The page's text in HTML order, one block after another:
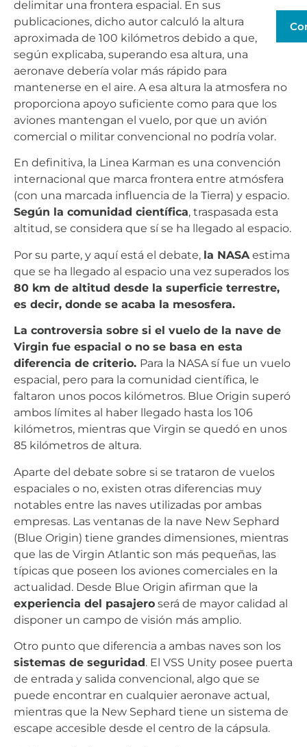
delimitar una frontera espacial. En sus
publicaciones, dicho autor calculó la altura
aproximada de 100 kilómetros debido a que,
según explicaba, superando esa altura, una
aeronave debería volar más rápido para
mantenerse en el aire. A esa altura la atmosfera no
proporciona apoyo suficiente como para que los
aviones mantengan el vuelo, por que un avión
comercial o militar convencional no podría volar.
En definitiva, la Linea Karman es una convención
internacional que marca frontera entre atmósfera
(con una marcada influencia de la Tierra) y espacio.
Según la comunidad científica, traspasada esta
altitud, se considera que sí se ha llegado al espacio.
Por su parte, y aquí está el debate, la NASA estima
que se ha llegado al espacio una vez superados los
80 km de altitud desde la superficie terrestre,
es decir, donde se acaba la mesosfera.
La controversia sobre si el vuelo de la nave de
Virgin fue espacial o no se basa en esta
diferencia de criterio. Para la NASA sí fue un vuelo
espacial, pero para la comunidad científica, le
faltaron unos pocos kilómetros. Blue Origin superó
ambos límites al haber llegado hasta los 106
kilómetros, mientras que Virgin se quedó en unos
85 kilómetros de altura.
Aparte del debate sobre si se trataron de vuelos
espaciales o no, existen otras diferencias muy
notables entre las naves utilizadas por ambas
empresas. Las ventanas de la nave New Sephard
(Blue Origin) tiene grandes dimensiones, mientras
que las de Virgin Atlantic son más pequeñas, las
típicas que poseen los aviones comerciales en la
actualidad. Desde Blue Origin afirman que la
experiencia del pasajero será de mayor calidad al
disponer un campo de visión más amplio.
Otro punto que diferencia a ambas naves son los
sistemas de seguridad. El VSS Unity posee puerta
de entrada y salida convencional, algo que se
puede encontrar en cualquier aeronave actual,
mientras que la New Sephard tiene un sistema de
escape accesible desde el centro de la cápsula.